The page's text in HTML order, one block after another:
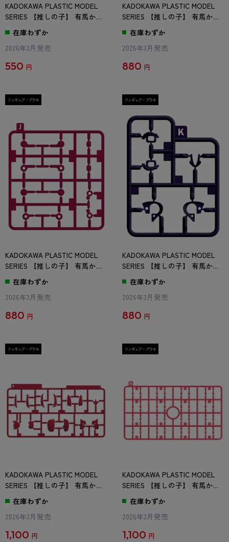
KADOKAWA PLASTIC MODEL
SERIES 【推しの子】 有馬かな
/ 有馬かな DX ver. Pパーツ
在庫わずか
2026年3月発売
550 円
KADOKAWA PLASTIC MODEL
SERIES 【推しの子】 有馬かな
/ 有馬かな DX ver. Iパーツ
在庫わずか
2026年3月発売
880 円
KADOKAWA PLASTIC MODEL
SERIES 【推しの子】 有馬かな
/ 有馬かな DX ver. Jパーツ
在庫わずか
2026年3月発売
880 円
KADOKAWA PLASTIC MODEL
SERIES 【推しの子】 有馬かな
/ 有馬かな DX ver. Kパーツ
在庫わずか
2026年3月発売
880 円
KADOKAWA PLASTIC MODEL
SERIES 【推しの子】 有馬かな
/ 有馬かな DX ver. Aパーツ
在庫わずか
2026年3月発売
1,100 円
KADOKAWA PLASTIC MODEL
SERIES 【推しの子】 有馬かな
/ 有馬かな DX ver. Bパーツ(ピ
ンク)
在庫わずか
2026年3月発売
1,100 円